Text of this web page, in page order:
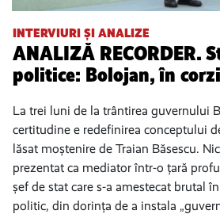
INTERVIURI ȘI ANALIZE
ANALIZĂ RECORDER.
politice: Bolojan, în corzi
La trei luni de la trântirea guvernului
certitudine e redefinirea conceptului
lăsat moștenire de Traian Băsescu.
prezentat ca mediator într-o țară
șef de stat care s-a amestecat brutal
politic, din dorința de a instala